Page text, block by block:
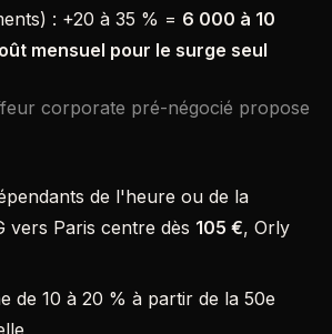
: +20 à 35 % = 6 000 à 10
mensuel pour le surge seul
corporate pré-négocié propose
de l'heure ou de la
vers Paris centre dès 105 €, Orly
de 10 à 20 % à partir de la 50e